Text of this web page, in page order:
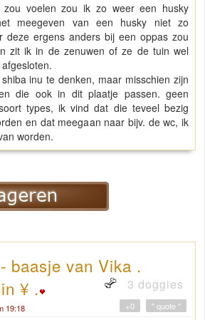
voelen zou ik zo weer een husky
meegeven van een husky niet zo
deze ergens anders bij een oppas zou
zit ik in de zenuwen of ze de tuin wel
inu te denken, maar misschien zijn
die ook in dit plaatje passen. geen
types, ik vind dat die teveel bezig
en dat meegaan naar bijv. de wc, ik
worden.
baasje van Vika .
¥ .
3 doggies
19:18 " quote "
+0